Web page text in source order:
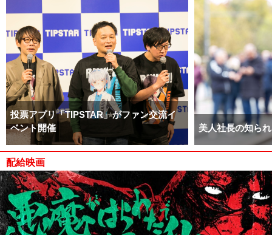
投票アプリ「TIPSTAR」がファン交流イ
ベント開催
美人社長の知ら
配給映画